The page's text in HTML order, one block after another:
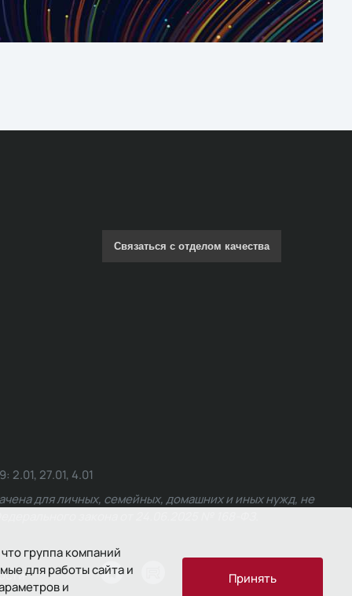
группа компаний
для работы сайта и
и
Принять
Связаться с отделом качества
27.01, 4.01
для личных, семейных, домашних и иных нужд, не